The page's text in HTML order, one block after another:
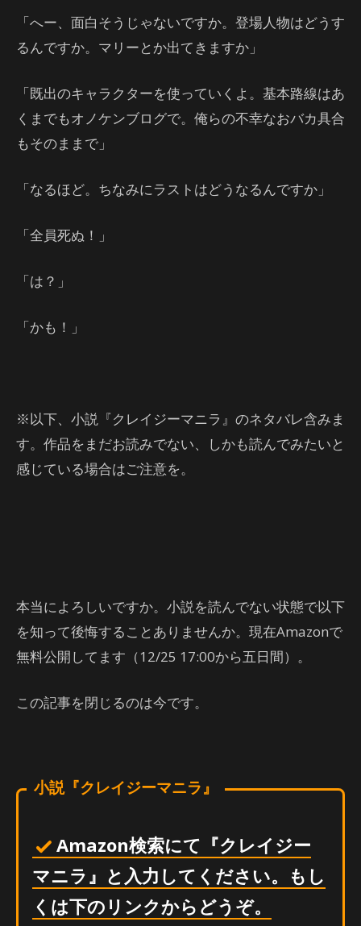
「へー、面白そうじゃないですか。登場人物はどうす
るんですか。マリーとか出てきますか」
「既出のキャラクターを使っていくよ。基本路線はあ
くまでもオノケンブログで。俺らの不幸なおバカ具合
もそのままで」
「なるほど。ちなみにラストはどうなるんですか」
「全員死ぬ！」
「は？」
「かも！」
※以下、小説『クレイジーマニラ』のネタバレ含みま
す。作品をまだお読みでない、しかも読んでみたいと
感じている場合はご注意を。
本当によろしいですか。小説を読んでない状態で以下
を知って後悔することありませんか。現在Amazonで
無料公開してます（12/25 17:00から五日間）。
この記事を閉じるのは今です。
小説『クレイジーマニラ』
Amazon検索にて『クレイジー
マニラ』と入力してください。もし
くは下のリンクからどうぞ。